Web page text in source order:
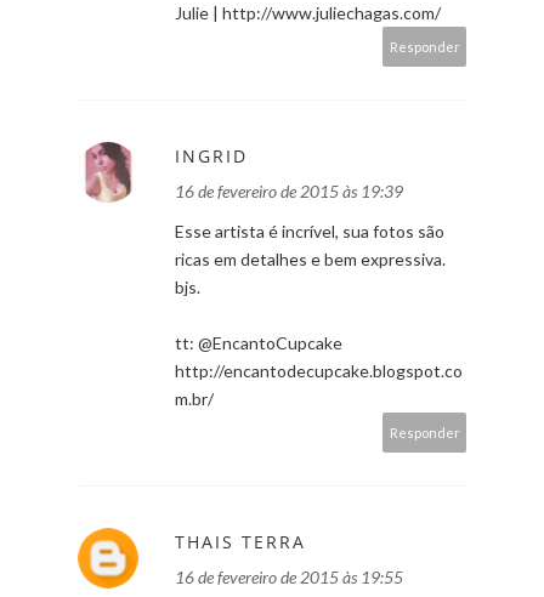
Julie | http://www.juliechagas.com/
Responder
INGRID
16 de fevereiro de 2015 às 19:39
Esse artista é incrível, sua fotos são
ricas em detalhes e bem expressiva.
bjs.
tt: @EncantoCupcake
http://encantodecupcake.blogspot.co
m.br/
Responder
THAIS TERRA
16 de fevereiro de 2015 às 19:55